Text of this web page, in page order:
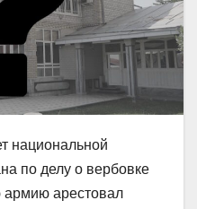
национальной
по делу о вербовке
армию арестовал